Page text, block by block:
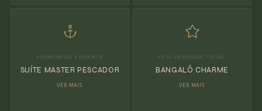
ACONCHEGO EVIDENTE
SUÍTE MASTER PESCADOR
VER MAIS
EXCLUSIVIDADE TOTAL
BANGALÔ CHARME
VER MAIS